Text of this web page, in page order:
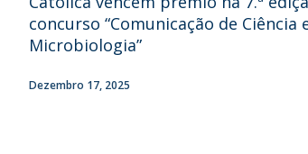
concurso “Comunicação de Ciência
Microbiologia”
Dezembro 17, 2025